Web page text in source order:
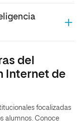
del
Internet de
focalizadas
alumnos. Conoce